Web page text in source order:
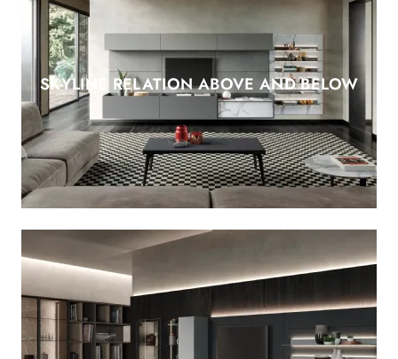
SKYLINE RELATION ABOVE AND BELOW